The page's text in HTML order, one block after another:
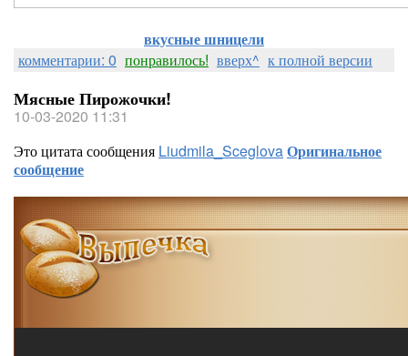
вкусные шницели
комментарии: 0 понравилось! вверх^ к полной версии
Мясные Пирожочки!
10-03-2020 11:31
Это цитата сообщения Liudmila_SceglovaОригинальное
сообщение